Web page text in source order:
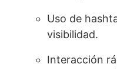
Uso de
visibilidad.
Interacción